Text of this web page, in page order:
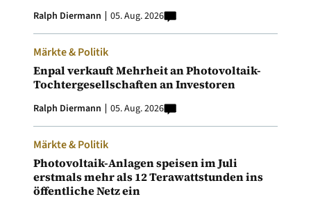
Ralph Diermann 05. Aug. 2026
Märkte & Politik
Enpal verkauft Mehrheit an Photovoltaik-
Tochtergesellschaften an Investoren
Ralph Diermann 05. Aug. 2026
Märkte & Politik
Photovoltaik-Anlagen speisen im Juli
erstmals mehr als 12 Terawattstunden ins
öffentliche Netz ein